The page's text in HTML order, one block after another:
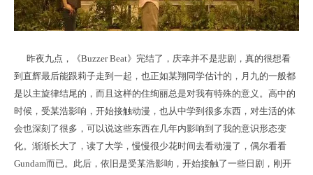
昨夜九点，《Buzzer Beat》完结了，庆幸并不是悲剧，真的很想看
到直辉最后能跟莉子走到一起，也正如某翔同学估计的，月九的一般都
是以主旋律结尾的，而且这样的住绚丽总是对我有特殊的意义。高中的
时候，受某浩影响，开始接触动漫，也从中学到很多东西，对生活的体
会也深刻了很多，可以说这些东西在几年内影响到了我的意识形态变
化。渐渐长大了，读了大学，慢慢很少花时间去看动漫了，偶尔看看
Gundam而已。此后，依旧是受某浩影响，开始接触了一些日剧，刚开